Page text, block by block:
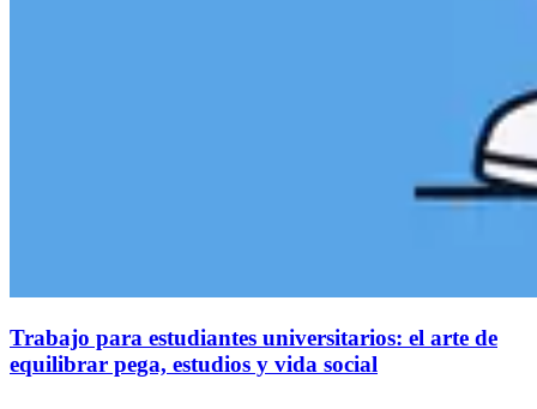
Trabajo para estudiantes universitarios: el arte de
equilibrar pega, estudios y vida social